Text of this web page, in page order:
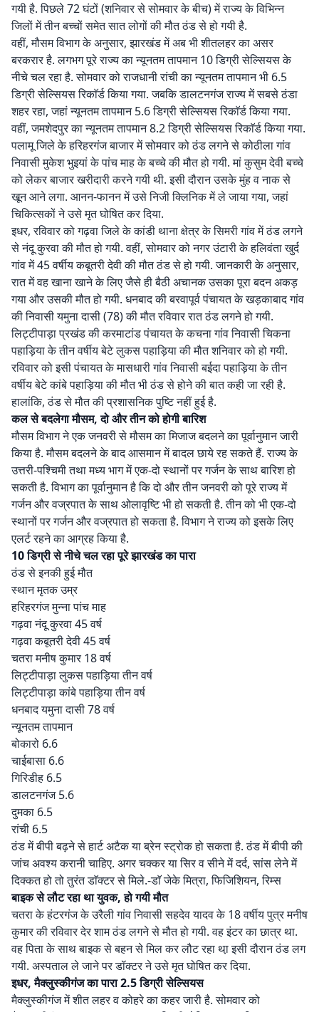
गयी है. पिछले 72 घंटों (शनिवार से सोमवार के बीच) में राज्य के विभिन्न
जिलों में तीन बच्चों समेत सात लोगों की मौत ठंड से हो गयी है.
वहीं, मौसम विभाग के अनुसार, झारखंड में अब भी शीतलहर का असर
बरकरार है. लगभग पूरे राज्य का न्यूनतम तापमान 10 डिग्री सेल्सियस के
नीचे चल रहा है. सोमवार को राजधानी रांची का न्यूनतम तापमान भी 6.5
डिग्री सेल्सियस रिकाॅर्ड किया गया. जबकि डालटनगंज राज्य में सबसे ठंडा
शहर रहा, जहां न्यूनतम तापमान 5.6 डिग्री सेल्सियस रिकाॅर्ड किया गया.
वहीं, जमशेदपुर का न्यूनतम तापमान 8.2 डिग्री सेल्सियस रिकाॅर्ड किया गया.
पलामू जिले के हरिहरगंज बाजार में सोमवार को ठंड लगने से कोठीला गांव
निवासी मुकेश भुइयां के पांच माह के बच्चे की मौत हो गयी. मां कुसुम देवी बच्चे
को लेकर बाजार खरीदारी करने गयी थी. इसी दौरान उसके मुंह व नाक से
खून आने लगा. आनन-फानन में उसे निजी क्लिनिक में ले जाया गया, जहां
चिकित्सकों ने उसे मृत घोषित कर दिया.
इधर, रविवार को गढ़वा जिले के कांडी थाना क्षेत्र के सिमरी गांव में ठंड लगने
से नंदू कुरवा की मौत हो गयी. वहीं, सोमवार को नगर उंटारी के हलिवंता खुर्द
गांव में 45 वर्षीय कबूतरी देवी की मौत ठंड से हो गयी. जानकारी के अनुसार,
रात में वह खाना खाने के लिए जैसे ही बैठी अचानक उसका पूरा बदन अकड़
गया और उसकी मौत हो गयी. धनबाद की बरवापूर्व पंचायत के खड़काबाद गांव
की निवासी यमुना दासी (78) की मौत रविवार रात ठंड लगने हो गयी.
लिट्टीपाड़ा प्रखंड की करमाटांड पंचायत के कचना गांव निवासी चिकना
पहाड़िया के तीन वर्षीय बेटे लुकस पहाड़िया की मौत शनिवार को हो गयी.
रविवार को इसी पंचायत के मासधारी गांव निवासी बईदा पहाड़िया के तीन
वर्षीय बेटे कांबे पहाड़िया की मौत भी ठंड से होने की बात कही जा रही है.
हालांकि, ठंड से मौत की प्रशासनिक पुष्टि नहीं हुई है.
कल से बदलेगा मौसम, दो और तीन को होगी बारिश
मौसम विभाग ने एक जनवरी से मौसम का मिजाज बदलने का पूर्वानुमान जारी
किया है. मौसम बदलने के बाद आसमान में बादल छाये रह सकते हैं. राज्य के
उत्तरी-पश्चिमी तथा मध्य भाग में एक-दो स्थानों पर गर्जन के साथ बारिश हो
सकती है. विभाग का पूर्वानुमान है कि दो और तीन जनवरी को पूरे राज्य में
गर्जन और वज्रपात के साथ ओलावृष्टि भी हो सकती है. तीन को भी एक-दो
स्थानों पर गर्जन और वज्रपात हो सकता है. विभाग ने राज्य को इसके लिए
एलर्ट रहने का आग्रह किया है.
10 डिग्री से नीचे चल रहा पूरे झारखंड का पारा
ठंड से इनकी हुई मौत
स्थान मृतक उम्र
हरिहरगंज मुन्ना पांच माह
गढ़वा नंदू कुरवा 45 वर्ष
गढ़वा कबूतरी देवी 45 वर्ष
चतरा मनीष कुमार 18 वर्ष
लिट्टीपाड़ा लुकस पहाड़िया तीन वर्ष
लिट्टीपाड़ा कांबे पहाड़िया तीन वर्ष
धनबाद यमुना दासी 78 वर्ष
न्यूनतम तापमान
बोकारो 6.6
चाईबासा 6.6
गिरिडीह 6.5
डालटनगंज 5.6
दुमका 6.5
रांची 6.5
ठंड में बीपी बढ़ने से हार्ट अटैक या ब्रेन स्ट्रोक हो सकता है. ठंड में बीपी की
जांच अवश्य करानी चाहिए. अगर चक्कर या सिर व सीने में दर्द, सांस लेने में
दिक्कत हो तो तुरंत डाॅक्टर से मिले.-डाॅ जेके मित्रा, फिजिशियन, रिम्स
बाइक से लौट रहा था युवक, हो गयी मौत
चतरा के हंटरगंज के उरैली गांव निवासी सहदेव यादव के 18 वर्षीय पुत्र मनीष
कुमार की रविवार देर शाम ठंड लगने से मौत हो गयी. वह इंटर का छात्र था.
वह पिता के साथ बाइक से बहन से मिल कर लौट रहा था़ इसी दौरान ठंड लग
गयी. अस्पताल ले जाने पर डॉक्टर ने उसे मृत घोषित कर दिया.
इधर, मैक्लुस्कीगंज का पारा 2.5 डिग्री सेल्सियस
मैक्लुस्कीगंज में शीत लहर व कोहरे का कहर जारी है. सोमवार को